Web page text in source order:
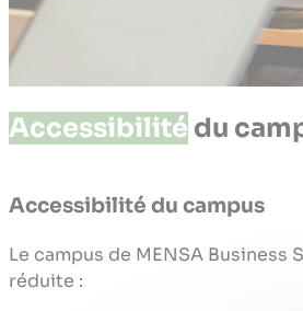
Accessibilité du
Accessibilité du campus
Le campus de MENSA
réduite :